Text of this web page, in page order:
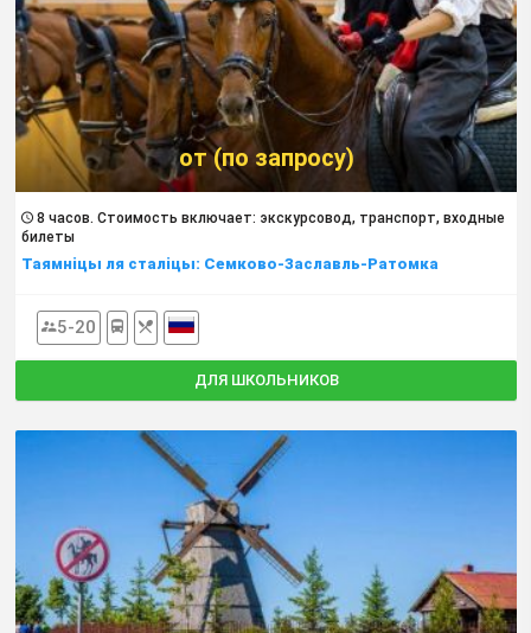
от (по запросу)
8 часов. Cтоимость включает: экскурсовод, транспорт, входные
билеты
Таямнiцы ля сталiцы: Семково-Заславль-Ратомка
5-20
ДЛЯ ШКОЛЬНИКОВ